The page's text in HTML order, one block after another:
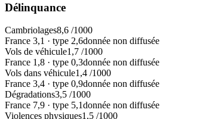
Délinquance
Cambriolages8,6 /1000
France 3,1 · type 2,6donnée non diffusée
Vols de véhicule1,7 /1000
France 1,8 · type 0,3donnée non diffusée
Vols dans véhicule1,4 /1000
France 3,4 · type 0,9donnée non diffusée
Dégradations3,5 /1000
France 7,9 · type 5,1donnée non diffusée
Violences physiques1,5 /1000